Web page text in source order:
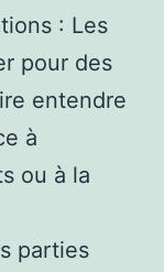
: Les
pour des
entendre
à
ou à la
parties